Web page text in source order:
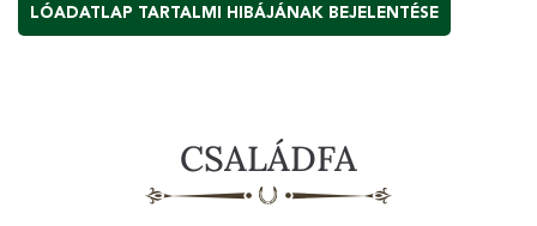
LÓADATLAP TARTALMI HIBÁJÁNAK BEJELENTÉSE
CSALÁDFA